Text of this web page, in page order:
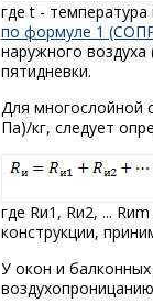
где t -
по формуле 1
наружного
пятидневки.
Для многослойной
Па)/кг, следует
где Rи1 , Rи2, ... Rиm
конструкции,
У окон и